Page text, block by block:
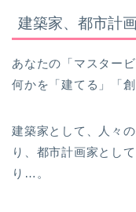
建築家、都市計
あなたの「マスター
何かを「建てる」「
建築家として、人々
り、都市計画家とし
り…。